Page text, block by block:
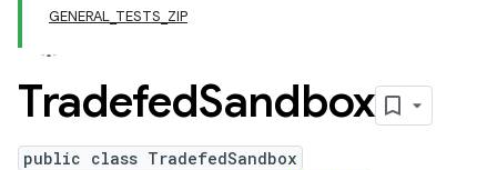
GENERAL_TESTS_ZIP
TradefedSandbox
public class TradefedSandbox